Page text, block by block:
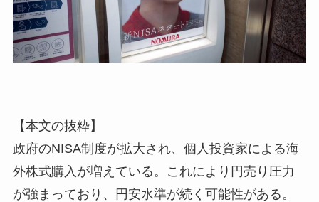
【本文の抜粋】
政府のNISA制度が拡大され、個人投資家による海
外株式購入が増えている。これにより円売り圧力
が強まっており、円安水準が続く可能性がある。